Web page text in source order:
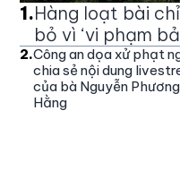
1.Hàng loạt bài
bỏ vì ‘vi phạm
2.Công an dọa xử phạt
chia sẻ nội dung
của bà Nguyễn Phương
Hằng